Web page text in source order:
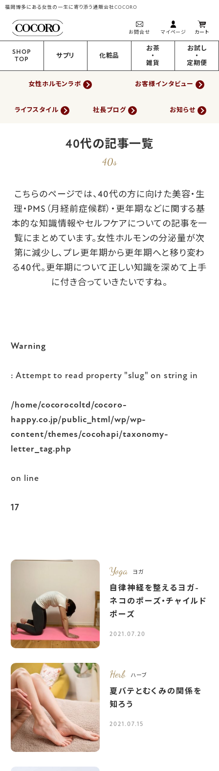
福岡博多にある女性の一生に寄り添う通販会社COCORO
お問合せ マイページ カート
SHOP
TOP
サプリ 化粧品
お茶
・
雑貨
お試し
・
定期便
女性ホルモンラボ お客様インタビュー
ライフスタイル 社長ブログ お知らせ
40代の記事一覧
40s
こちらのページでは、40代の方に向けた美容・生
理・PMS（月経前症候群）・更年期などに関する基
本的な知識情報やセルフケアについての記事を一
覧にまとめています。女性ホルモンの分泌量が次
第に減少し、プレ更年期から更年期へと移り変わ
る40代。更年期について正しい知識を深めて上手
に付き合っていきたいですね。
Warning
: Attempt to read property "slug" on string in
/home/cocorocoltd/cocoro-
happy.co.jp/public_html/wp/wp-
content/themes/cocohapi/taxonomy-
letter_tag.php
on line
17
Yoga ヨガ
自律神経を整えるヨガ-
ネコのポーズ・チャイルド
ポーズ
2021.07.20
Herb ハーブ
夏バテとむくみの関係を
知ろう
2021.07.15